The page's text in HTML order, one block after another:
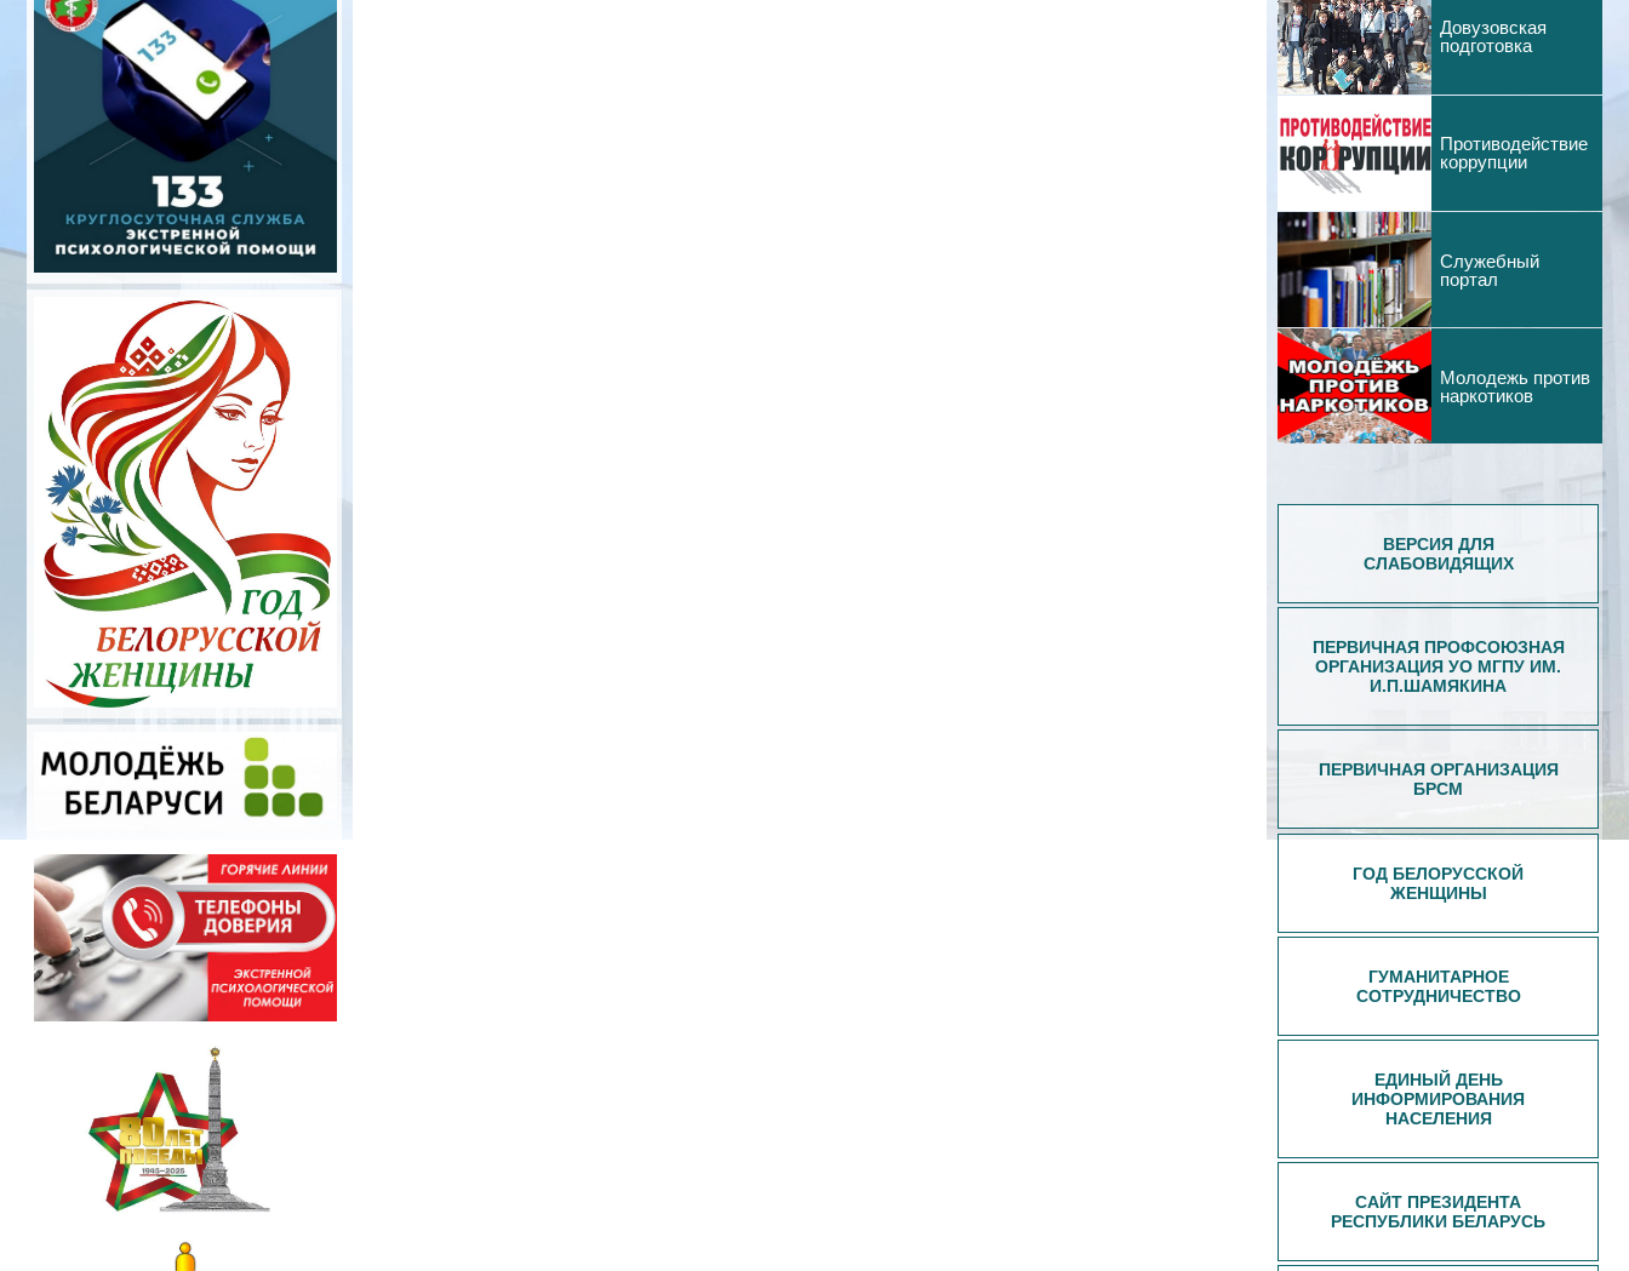
Довузовская
подготовка
Противодействие
коррупции
Служебный
портал
Молодежь против
наркотиков
ВЕРСИЯ ДЛЯ
СЛАБОВИДЯЩИХ
ПЕРВИЧНАЯ ПРОФСОЮЗНАЯ
ОРГАНИЗАЦИЯ УО МГПУ ИМ.
И.П.ШАМЯКИНА
ПЕРВИЧНАЯ ОРГАНИЗАЦИЯ
БРСМ
ГОД БЕЛОРУССКОЙ
ЖЕНЩИНЫ
ГУМАНИТАРНОЕ
СОТРУДНИЧЕСТВО
ЕДИНЫЙ ДЕНЬ
ИНФОРМИРОВАНИЯ
НАСЕЛЕНИЯ
САЙТ ПРЕЗИДЕНТА
РЕСПУБЛИКИ БЕЛАРУСЬ